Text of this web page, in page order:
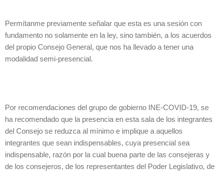
Permítanme previamente señalar que esta es una sesión con
fundamento no solamente en la ley, sino también, a los acuerdos
del propio Consejo General, que nos ha llevado a tener una
modalidad semi-presencial.
Por recomendaciones del grupo de gobierno INE-COVID-19, se
ha recomendado que la presencia en esta sala de los integrantes
del Consejo se reduzca al mínimo e implique a aquellos
integrantes que sean indispensables, cuya presencial sea
indispensable, razón por la cual buena parte de las consejeras y
de los consejeros, de los representantes del Poder Legislativo, de